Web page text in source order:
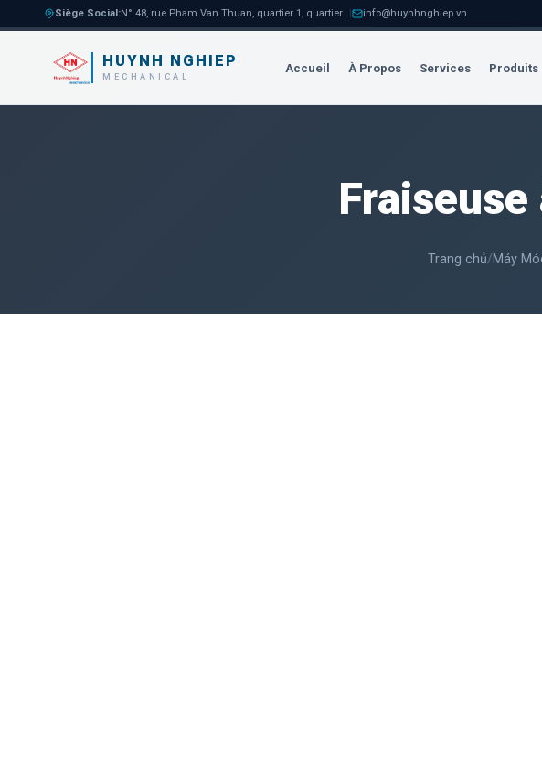
Siège Social: N° 48, rue Pham Van Thuan, quartier 1, quartier Tam Hoa, ville de Bien Hoa| info@huynhnghiep.vn
HUYNH NGHIEP
MECHANICAL
Accueil À Propos Services Produits
Fraiseuse
Trang chủ/Máy